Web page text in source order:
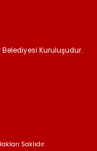
Belediyesi Kuruluşudur.
Saklıdır.